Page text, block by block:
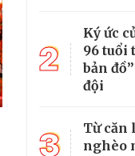
2
Ký ức
96 tuổi
bản
đội
3
Từ căn
nghèo